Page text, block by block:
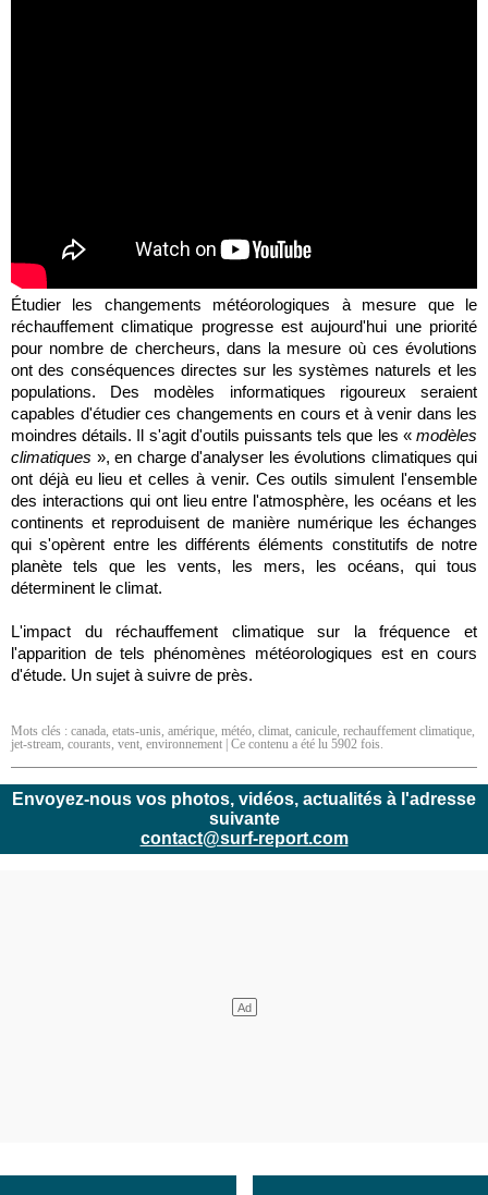
Étudier les changements météorologiques à mesure que le
réchauffement climatique progresse est aujourd'hui une priorité
pour nombre de chercheurs, dans la mesure où ces évolutions
ont des conséquences directes sur les systèmes naturels et les
populations. Des modèles informatiques rigoureux seraient
capables d'étudier ces changements en cours et à venir dans les
moindres détails. Il s'agit d'outils puissants tels que les «modèles
climatiques », en charge d'analyser les évolutions climatiques qui
ont déjà eu lieu et celles à venir. Ces outils simulent l'ensemble
des interactions qui ont lieu entre l'atmosphère, les océans et les
continents et reproduisent de manière numérique les échanges
qui s'opèrent entre les différents éléments constitutifs de notre
planète tels que les vents, les mers, les océans, qui tous
déterminent le climat.
L'impact du réchauffement climatique sur la fréquence et
l'apparition de tels phénomènes météorologiques est en cours
d'étude. Un sujet à suivre de près.
Mots clés : canada, etats-unis, amérique, météo, climat, canicule, rechauffement climatique,
jet-stream, courants, vent, environnement | Ce contenu a été lu 5902 fois.
Envoyez-nous vos photos, vidéos, actualités à l'adresse
suivante
contact@surf-report.com